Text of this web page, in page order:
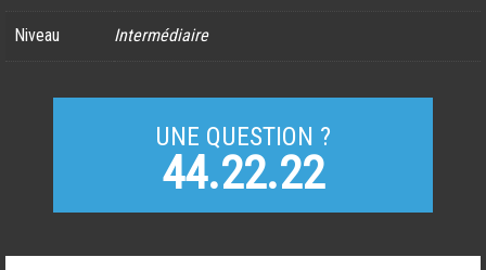
Niveau Intermédiaire
UNE QUESTION ?
44.22.22